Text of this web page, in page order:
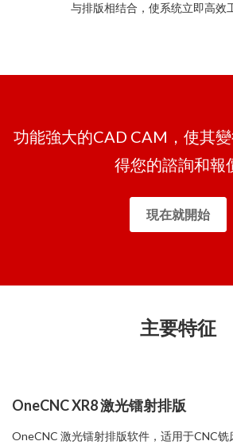
与排版相结合，使系统立即高效
功能強大的CAD CAM，使其
得您的諮詢和報
現在就開始
主要特征
OneCNC XR8 激光镭射排版
OneCNC 激光镭射排版软件，适用于CNC